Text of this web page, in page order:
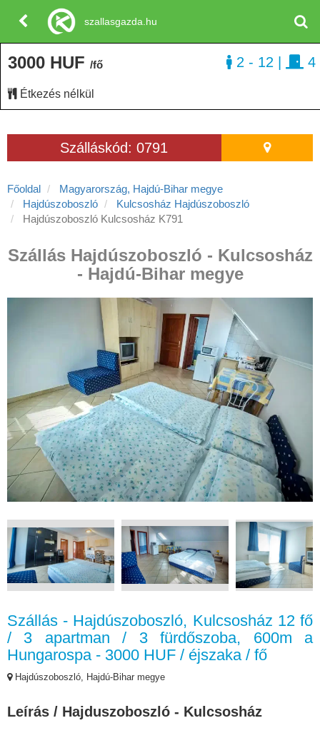
Szálláskód: 0791
Főoldal
Magyarország, Hajdú-Bihar megye
Hajdúszoboszló
Kulcsosház Hajdúszoboszló
Hajdúszoboszló Kulcsosház K791
Szállás Hajdúszoboszló - Kulcsosház
- Hajdú-Bihar megye
Szállás - Hajdúszoboszló, Kulcsosház 12 fő
/ 3 apartman / 3 fürdőszoba, 600m a
Hungarospa - 3000 HUF / éjszaka / fő
Hajdúszoboszló, Hajdú-Bihar megye
Leírás / Hajduszoboszló - Kulcsosház
3000 HUF /fő
Étkezés nélkül
2 - 12 4
szallasgazda.hu